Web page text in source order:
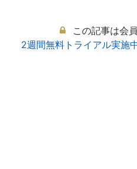
この記事は会
2週間無料トライアル実施